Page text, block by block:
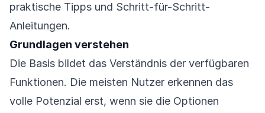
praktische Tipps und Schritt-für-Schritt-
Anleitungen.
Grundlagen verstehen
Die Basis bildet das Verständnis der verfügbaren
Funktionen. Die meisten Nutzer erkennen das
volle Potenzial erst, wenn sie die Optionen